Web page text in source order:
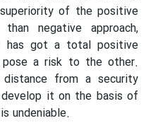
of the positive
negative approach,
has got a total positive
a risk to the other.
from a security
it on the basis of
undeniable.